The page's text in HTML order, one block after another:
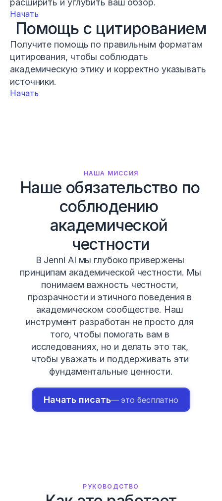
расширить и углубить ваш обзор.
Начать
Помощь с цитированием
Получите помощь по правильным форматам
цитирования, чтобы соблюдать
академическую этику и корректно указывать
источники.
Начать
НАША МИССИЯ
Наше обязательство по
соблюдению
академической
честности
В Jenni AI мы глубоко привержены
принципам академической честности. Мы
понимаем важность честности,
прозрачности и этичного поведения в
академическом сообществе. Наш
инструмент разработан не просто для
того, чтобы помогать вам в
исследованиях, но и делать это так,
чтобы уважать и поддерживать эти
фундаментальные ценности.
Начать писать— это бесплатно
РУКОВОДСТВО